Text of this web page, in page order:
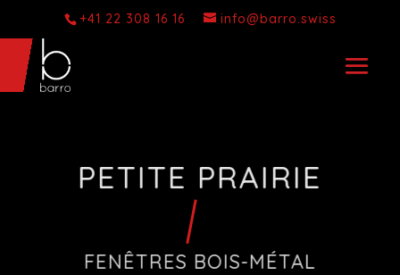
+41 22 308 16 16 info@barro.swiss
PETITE PRAIRIE
FENÊTRES BOIS-MÉTAL